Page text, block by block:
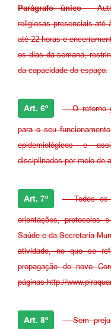
Parágrafo único-
religiosas presenciais até
até 22 horas e
os dias da semana,
da capacidade do espaço.
Art. 6º - O retorno
para o seu
epidemiológicos e
disciplinados por meio de
Art. 7º - Todos os
orientações, protocolos
Saúde e da Secretaria
atividade, no que se
propagação do novo
páginas http://
Art. 8º - Sem